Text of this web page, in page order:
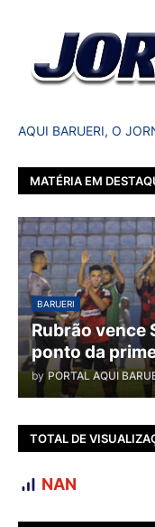
AQUI BARUERI, O
MATÉRIA EM
BARUERI
Rubrão vence
ponto da
by PORTAL AQUI
TOTAL DE
NAN